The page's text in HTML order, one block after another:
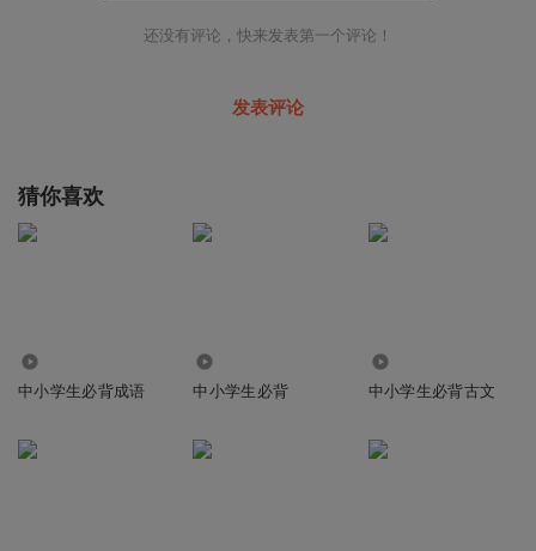
还没有评论，快来发表第一个评论！
发表评论
猜你喜欢
中小学生必背成语 中小学生必背 中小学生必背古文